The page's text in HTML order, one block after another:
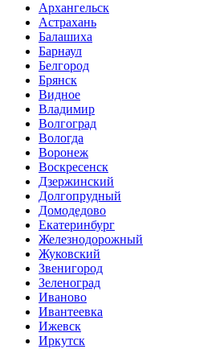
Архангельск
Астрахань
Балашиха
Барнаул
Белгород
Брянск
Видное
Владимир
Волгоград
Вологда
Воронеж
Воскресенск
Дзержинский
Долгопрудный
Домодедово
Екатеринбург
Железнодорожный
Жуковский
Звенигород
Зеленоград
Иваново
Ивантеевка
Ижевск
Иркутск